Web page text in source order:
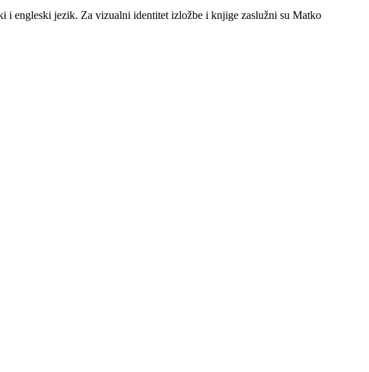
i engleski jezik. Za vizualni identitet izložbe i knjige zaslužni su Matko